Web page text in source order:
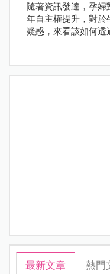
隨著資訊發達，孕婦
年自主權提升，對於
疑惑，來看該如何透
最新文章 熱門